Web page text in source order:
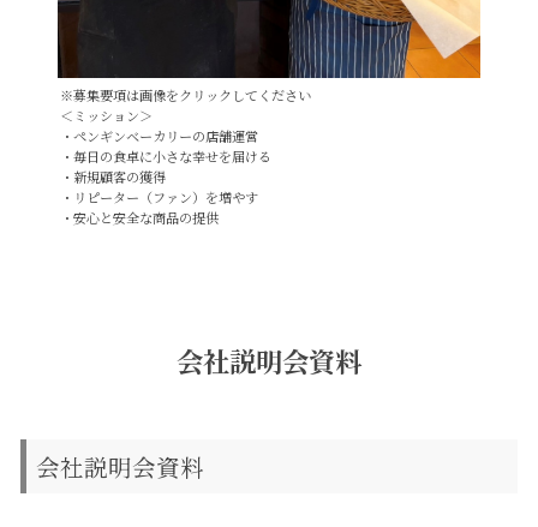
※募集要項は画像をクリックしてください
＜ミッション＞
・ペンギンベーカリーの店舗運営
・毎日の食卓に小さな幸せを届ける
・新規顧客の獲得
・リピーター（ファン）を増やす
・安心と安全な商品の提供
会社説明会資料
会社説明会資料